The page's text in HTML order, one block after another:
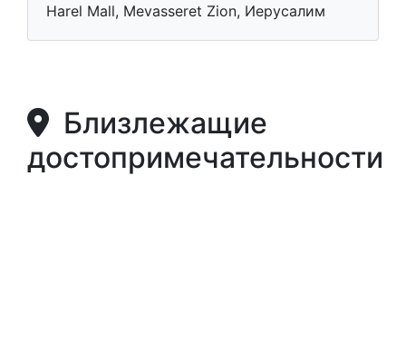
Harel Mall, Mevasseret Zion, Иерусалим
Близлежащие
достопримечательности